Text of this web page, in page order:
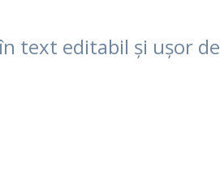
text editabil și ușor de